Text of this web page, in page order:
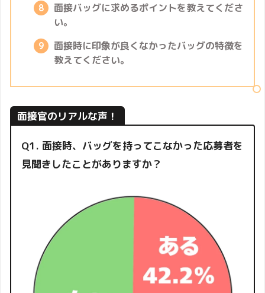
面接バッグに求めるポイントを教えてくださ
い。
面接時に印象が良くなかったバッグの特徴を
教えてください。
面接官のリアルな声！
Q1. 面接時、バッグを持ってこなかった応募者を
見聞きしたことがありますか？